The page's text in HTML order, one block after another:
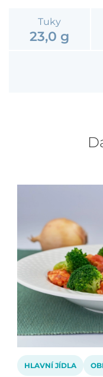
Tuky
23,0 g
HLAVNÍ JÍDLA